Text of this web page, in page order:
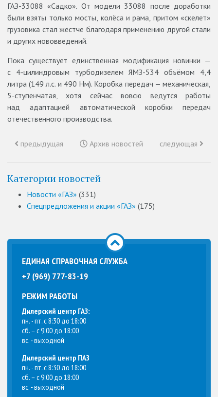
ГАЗ-33088 «Садко». От модели 33088 после доработки
были взяты только мосты, колёса и рама, притом «скелет»
грузовика стал жёстче благодаря применению другой стали
и других нововведений.
Пока существует единственная модификация новинки —
с 4-цилиндровым турбодизелем ЯМЗ-534 объёмом 4,4
литра (149 л.с. и 490 Нм). Коробка передач — механическая,
5-ступенчатая, хотя сейчас вовсю ведутся работы
над адаптацией автоматической коробки передач
отечественного производства.
предыдущая Архив новостей следующая
Категории новостей
Новости «ГАЗ» (331)
Спецпредложения и акции «ГАЗ» (175)
ЕДИНАЯ СПРАВОЧНАЯ СЛУЖБА
+7 (969) 777-83-19
РЕЖИМ РАБОТЫ
Дилерский центр ГАЗ:
пн. - пт. с 8:30 до 18:00
сб. – с 9:00 до 18:00
вс. - выходной
Дилерский центр ПАЗ
пн. - пт. с 8:30 до 18:00
сб. – с 9:00 до 18:00
вс. - выходной